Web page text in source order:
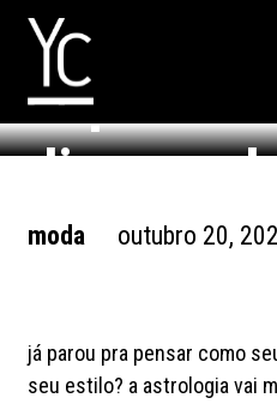
estilo de
o que os
dizem
visual?
moda outubro 20,
já parou pra pensar como
seu estilo? a astrologia vai